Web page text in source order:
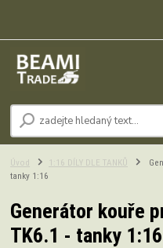
Úvod 1:16 DÍLY DLE TANKŮ
tanky 1:16
Generátor kouře
TK6.1 - tanky 1:16